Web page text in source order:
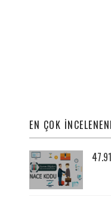
EN ÇOK